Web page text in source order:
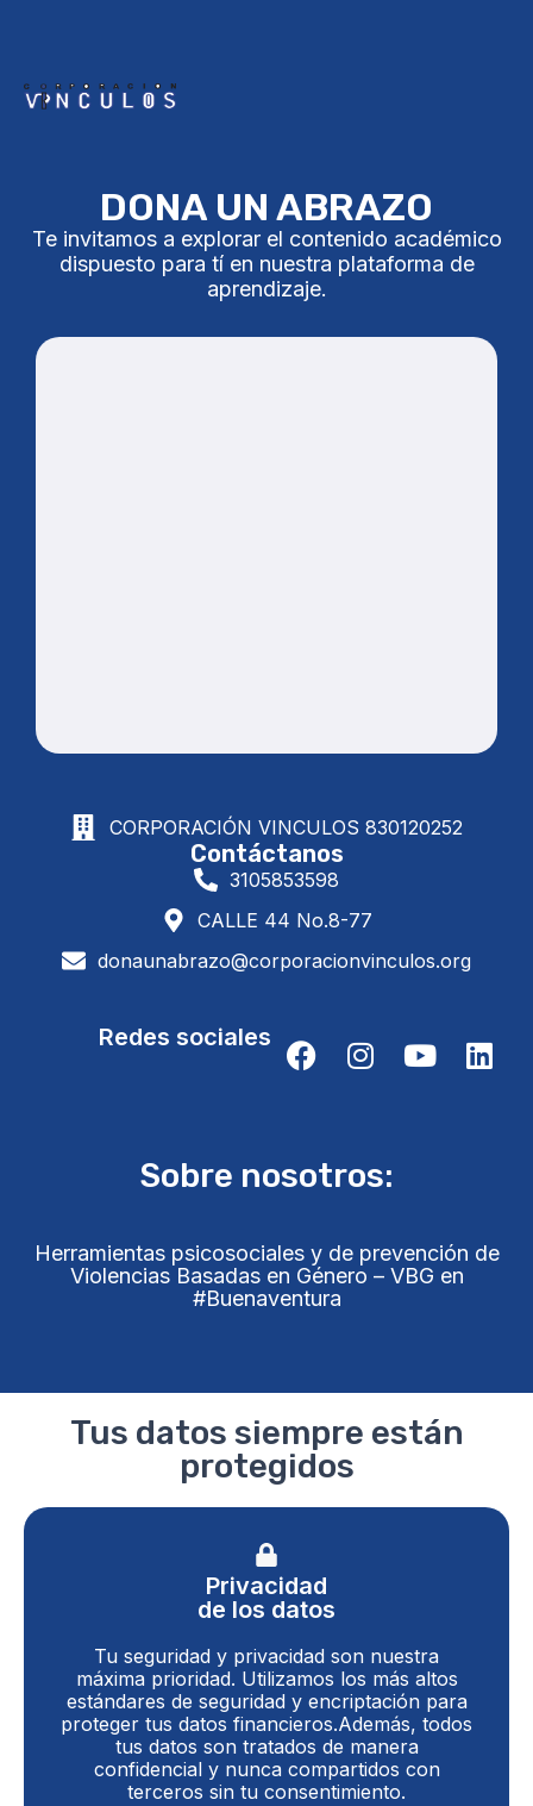
DONA UN ABRAZO
Te invitamos a explorar el contenido académico
dispuesto para tí en nuestra plataforma de
aprendizaje.
CORPORACIÓN VINCULOS 830120252
Contáctanos
3105853598
CALLE 44 No.8-77
donaunabrazo@corporacionvinculos.org
Redes sociales
Sobre nosotros:
Herramientas psicosociales y de prevención de
Violencias Basadas en Género – VBG en
#Buenaventura
Tus datos siempre están
protegidos
Privacidad
de los datos
Tu seguridad y privacidad son nuestra
máxima prioridad. Utilizamos los más altos
estándares de seguridad y encriptación para
proteger tus datos financieros.Además, todos
tus datos son tratados de manera
confidencial y nunca compartidos con
terceros sin tu consentimiento.